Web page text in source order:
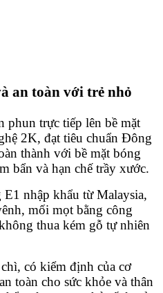
an toàn với trẻ nhỏ
phun trực tiếp lên bề mặt
2K, đạt tiêu chuẩn Đông
thành với bề mặt bóng
bẩn và hạn chế trầy xước.
nhập khẩu từ Malaysia,
mối mọt bằng công
thua kém gỗ tự nhiên
có kiểm định của cơ
toàn cho sức khỏe và thân